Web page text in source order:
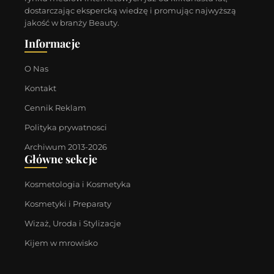
dostarczając ekspercką wiedzę i promując najwyższą
jakość w branży Beauty.
Informacje
O Nas
Kontakt
Cennik Reklam
Polityka prywatnosci
Archiwum 2013-2026
Główne sekcje
Kosmetologia i Kosmetyka
Kosmetyki i Preparaty
Wizaż, Uroda i Stylizacje
Kijem w mrowisko